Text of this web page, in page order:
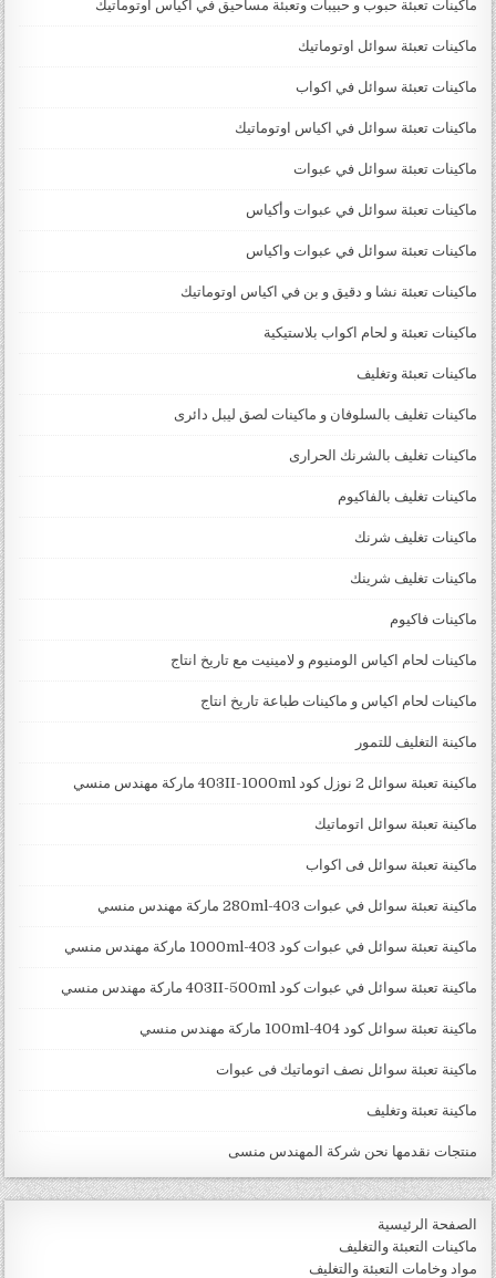
ماكينات تعبئة حبوب و حبيبات وتعبئة مساحيق في اكياس اوتوماتيك
ماكينات تعبئة سوائل اوتوماتيك
ماكينات تعبئة سوائل في اكواب
ماكينات تعبئة سوائل في اكياس اوتوماتيك
ماكينات تعبئة سوائل في عبوات
ماكينات تعبئة سوائل في عبوات وأكياس
ماكينات تعبئة سوائل في عبوات واكياس
ماكينات تعبئة نشا و دقيق و بن في اكياس اوتوماتيك
ماكينات تعبئة و لحام اكواب بلاستيكية
ماكينات تعبئة وتغليف
ماكينات تغليف بالسلوفان و ماكينات لصق ليبل دائرى
ماكينات تغليف بالشرنك الحرارى
ماكينات تغليف بالفاكيوم
ماكينات تغليف شرنك
ماكينات تغليف شرينك
ماكينات فاكيوم
ماكينات لحام اكياس الومنيوم و لامينيت مع تاريخ انتاج
ماكينات لحام اكياس و ماكينات طباعة تاريخ انتاج
ماكينة التغليف للتمور
ماكينة تعبئة سوائل 2 نوزل كود 403II-1000ml ماركة مهندس منسي
ماكينة تعبئة سوائل اتوماتيك
ماكينة تعبئة سوائل فى اكواب
ماكينة تعبئة سوائل في عبوات 403-280ml ماركة مهندس منسي
ماكينة تعبئة سوائل في عبوات كود 403-1000ml ماركة مهندس منسي
ماكينة تعبئة سوائل في عبوات كود 403II-500ml ماركة مهندس منسي
ماكينة تعبئة سوائل كود 404-100ml ماركة مهندس منسي
ماكينة تعبئة سوائل نصف اتوماتيك فى عبوات
ماكينة تعبئة وتغليف
منتجات نقدمها نحن شركة المهندس منسى
الصفحة الرئيسية
ماكينات التعبئة والتغليف
مواد وخامات التعبئة والتغليف